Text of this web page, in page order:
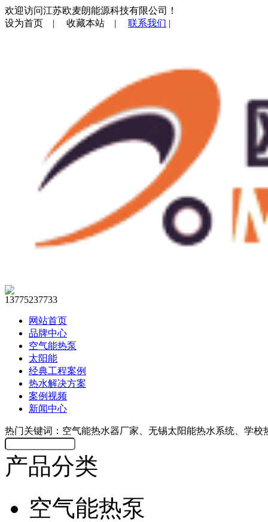
欢迎访问江苏欧麦朗能源科技有限公司！
设为首页 | 收藏本站 | 联系我们 |
13775237733
网站首页
品牌中心
空气能热泵
太阳能
经典工程案例
热水解决方案
案例视频
新闻中心
热门关键词：空气能热水器厂家、无锡太阳能热水系统、学校
产品分类
空气能热泵